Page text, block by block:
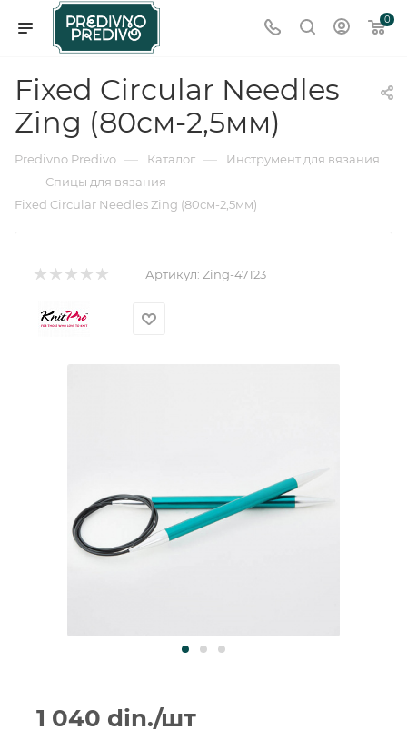
0
Fixed Circular Needles
Zing (80см-2,5мм)
Predivno Predivo — Каталог — Инструмент для вязания
— Спицы для вязания —
Fixed Circular Needles Zing (80см-2,5мм)
Артикул: Zing-47123
1 040 din./шт